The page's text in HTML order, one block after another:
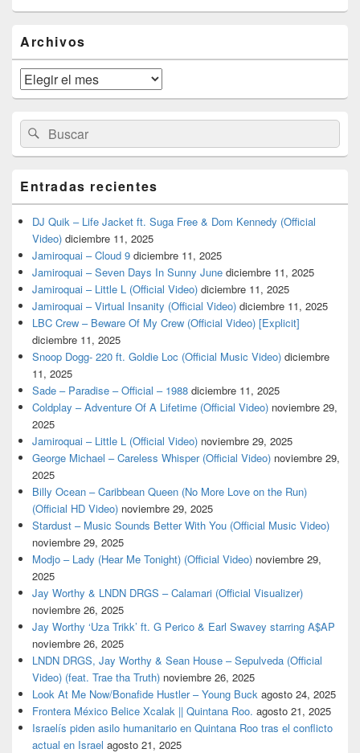
área
de
widget
barra
lateral
primaria
Archivos
Archivos
Buscar
por:
Buscar
Entradas recientes
DJ Quik – Life Jacket ft. Suga Free & Dom Kennedy (Official
Video) diciembre 11, 2025
Jamiroquai – Cloud 9 diciembre 11, 2025
Jamiroquai – Seven Days In Sunny June diciembre 11, 2025
Jamiroquai – Little L (Official Video) diciembre 11, 2025
Jamiroquai – Virtual Insanity (Official Video) diciembre 11, 2025
LBC Crew – Beware Of My Crew (Official Video) [Explicit]
diciembre 11, 2025
Snoop Dogg- 220 ft. Goldie Loc (Official Music Video) diciembre
11, 2025
Sade – Paradise – Official – 1988 diciembre 11, 2025
Coldplay – Adventure Of A Lifetime (Official Video) noviembre 29,
2025
Jamiroquai – Little L (Official Video) noviembre 29, 2025
George Michael – Careless Whisper (Official Video) noviembre 29,
2025
Billy Ocean – Caribbean Queen (No More Love on the Run)
(Official HD Video) noviembre 29, 2025
Stardust – Music Sounds Better With You (Official Music Video)
noviembre 29, 2025
Modjo – Lady (Hear Me Tonight) (Official Video) noviembre 29,
2025
Jay Worthy & LNDN DRGS – Calamari (Official Visualizer)
noviembre 26, 2025
Jay Worthy ‘Uza Trikk’ ft. G Perico & Earl Swavey starring A$AP
noviembre 26, 2025
LNDN DRGS, Jay Worthy & Sean House – Sepulveda (Official
Video) (feat. Trae tha Truth) noviembre 26, 2025
Look At Me Now/Bonafide Hustler – Young Buck agosto 24, 2025
Frontera México Belice Xcalak || Quintana Roo. agosto 21, 2025
Israelís piden asilo humanitario en Quintana Roo tras el conflicto
actual en Israel agosto 21, 2025